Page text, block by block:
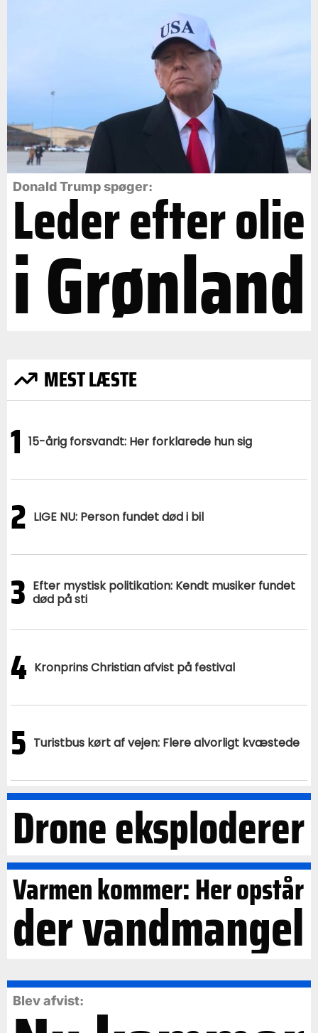
Donald Trump spøger:
Leder efter olie
i Grønland
MEST LÆSTE
1 15-årig forsvandt: Her forklarede hun sig
2 LIGE NU: Person fundet død i bil
3 Efter mystisk politikation: Kendt musiker fundet
død på sti
4 Kronprins Christian afvist på festival
5 Turistbus kørt af vejen: Flere alvorligt kvæstede
Drone eksploderer
Varmen kommer: Her opstår
der vandmangel
Blev afvist: